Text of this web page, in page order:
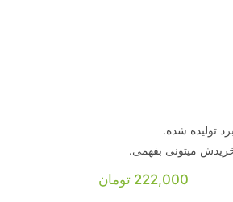
میتونی بفهمی.
222,000 تومان